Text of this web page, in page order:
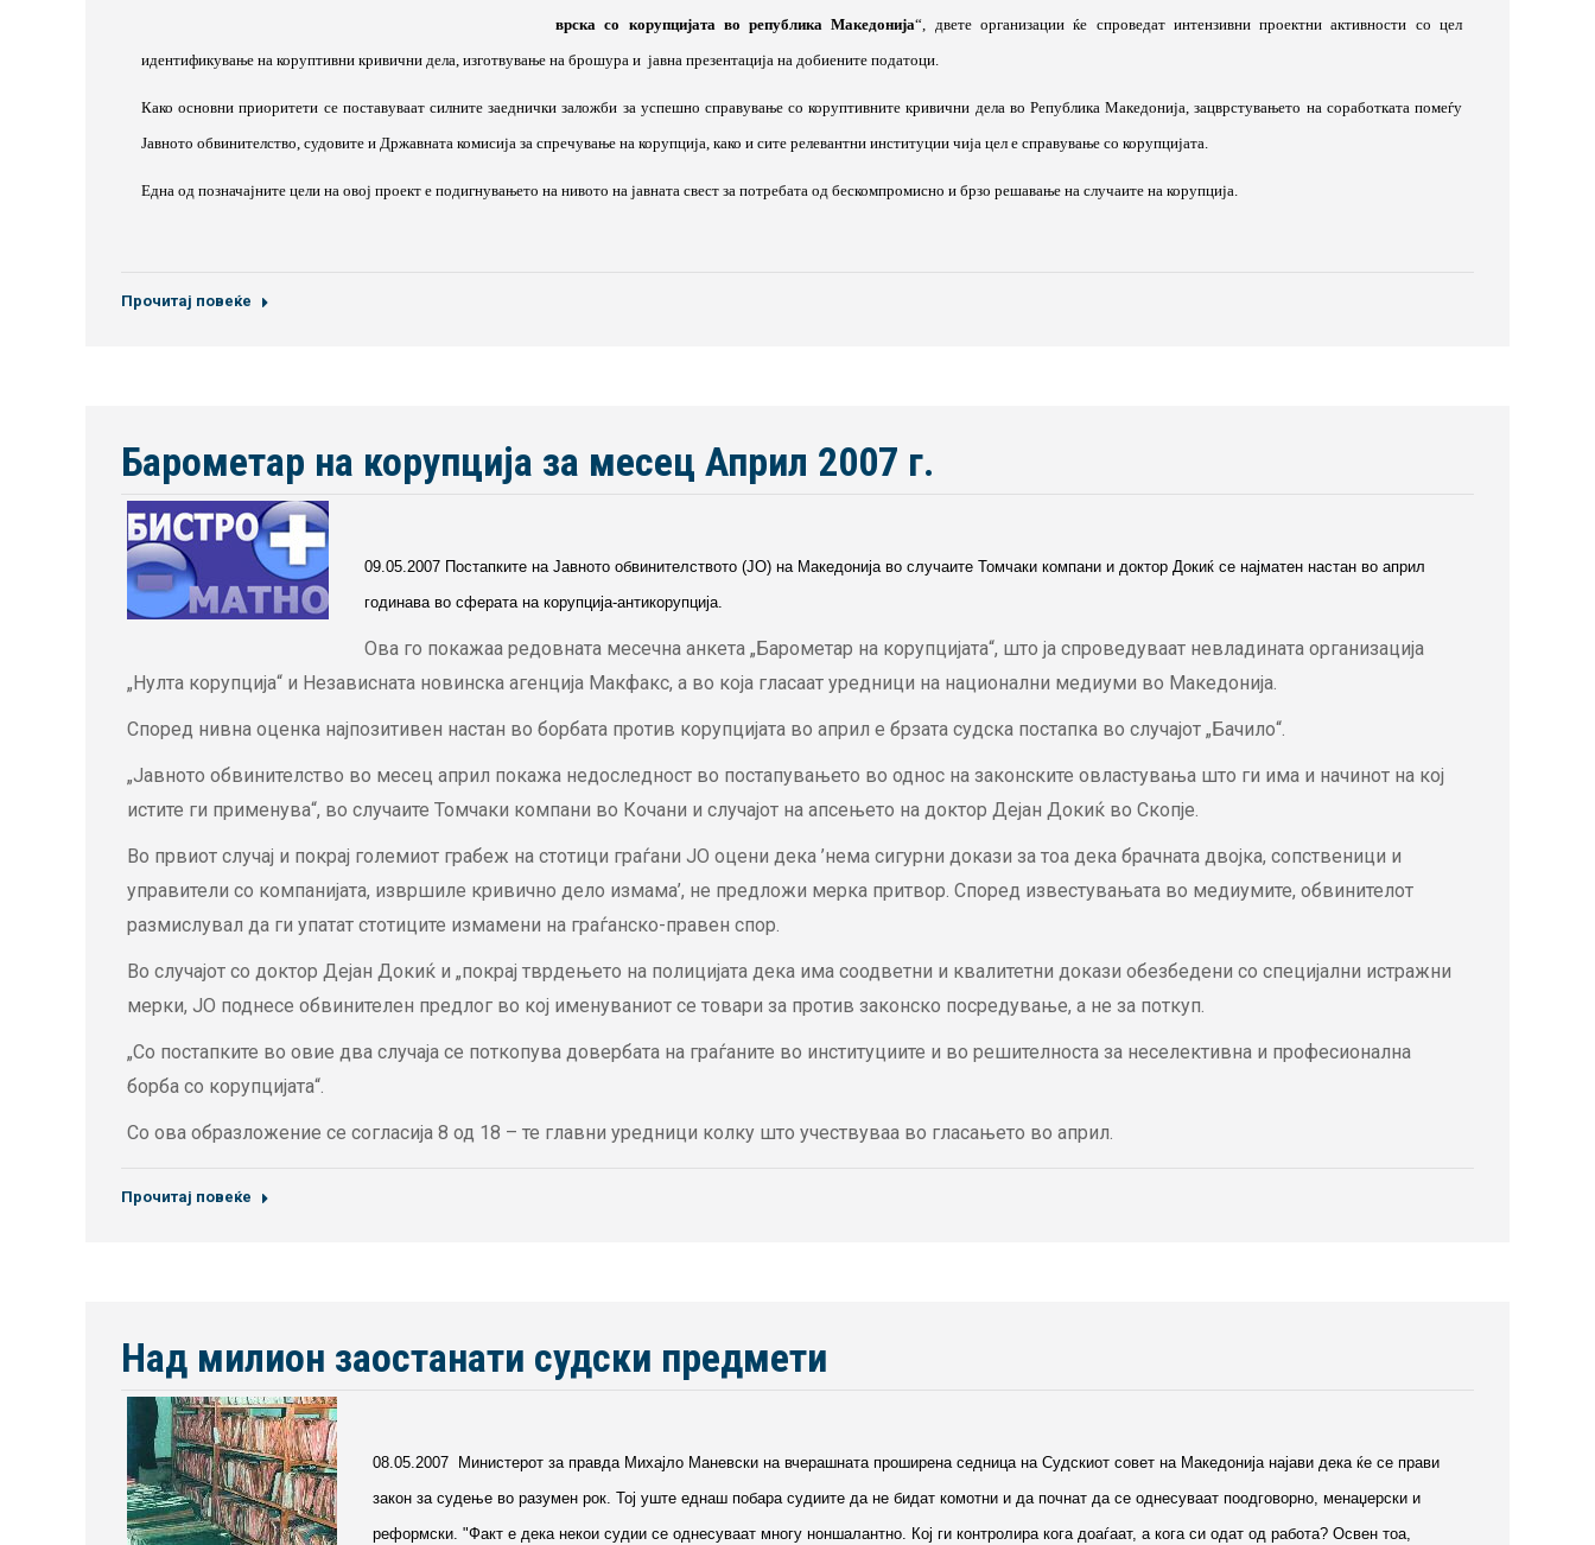
врска со корупцијата во република Македонија“, двете организации ќе спроведат интензивни проектни активности со цел
идентификување на коруптивни кривични дела, изготвување на брошура и јавна презентација на добиените податоци.
Како основни приоритети се поставуваат силните заеднички заложби за успешно справување со коруптивните кривични дела во Република Македонија, зацврстувањето на соработката помеѓу
Јавното обвинителство, судовите и Државната комисија за спречување на корупција, како и сите релевантни институции чија цел е справување со корупцијата.
Една од позначајните цели на овој проект е подигнувањето на нивото на јавната свест за потребата од бескомпромисно и брзо решавање на случаите на корупција.
Прочитај повеќе
Барометар на корупција за месец Април 2007 г.
09.05.2007 Постапките на Јавното обвинителството (ЈО) на Македонија во случаите Томчаки компани и доктор Докиќ се најматен настан во април
годинава во сферата на корупција-антикорупција.
Ова го покажаа редовната месечна анкета „Барометар на корупцијата“, што ја спроведуваат невладината организација
„Нулта корупција“ и Независната новинска агенција Макфакс, а во која гласаат уредници на национални медиуми во Македонија.
Според нивна оценка најпозитивен настан во борбата против корупцијата во април е брзата судска постапка во случајот „Бачило“.
„Јавното обвинителство во месец април покажа недоследност во постапувањето во однос на законските овластувања што ги има и начинот на кој
истите ги применува“, во случаите Томчаки компани во Кочани и случајот на апсењето на доктор Дејан Докиќ во Скопје.
Во првиот случај и покрај големиот грабеж на стотици граѓани JO оцени дека ’нема сигурни докази за тоа дека брачната двојка, сопственици и
управители со компанијата, извршиле кривично дело измама’, не предложи мерка притвор. Според известувањата во медиумите, обвинителот
размислувал да ги упатат стотиците измамени на граѓанско-правен спор.
Во случајот со доктор Дејан Докиќ и „покрај тврдењето на полицијата дека има соодветни и квалитетни докази обезбедени со специјални истражни
мерки, ЈО поднесе обвинителен предлог во кој именуваниот се товари за против законско посредување, а не за поткуп.
„Со постапките во овие два случаја се поткопува довербата на граѓаните во институциите и во решителноста за неселективна и професионална
борба со корупцијата“.
Со ова образложение се согласија 8 од 18 – те главни уредници колку што учествуваа во гласањето во април.
Прочитај повеќе
Над милион заостанати судски предмети
08.05.2007 Министерот за правда Михајло Маневски на вчерашната проширена седница на Судскиот совет на Македонија најави дека ќе се прави
закон за судење во разумен рок. Тој уште еднаш побара судиите да не бидат комотни и да почнат да се однесуваат поодговорно, менаџерски и
реформски. "Факт е дека некои судии се однесуваат многу ноншалантно. Кој ги контролира кога доаѓаат, а кога си одат од работа? Освен тоа,